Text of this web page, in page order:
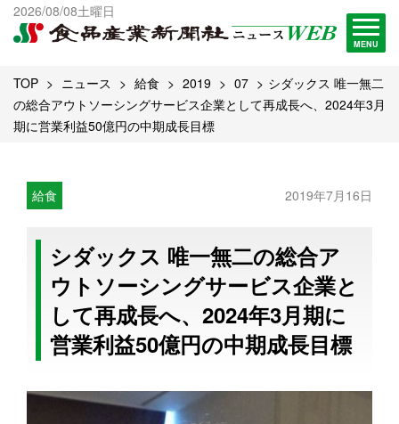
2026/08/08土曜日
MENU
出版物一覧へ
試読・購読申し込み
TOP ニュース 給食 2019 07
シダックス 唯一無二
の総合アウトソーシングサービス企業として再成長へ、2024年3月
期に営業利益50億円の中期成長目標
給食 2019年7月16日
シダックス 唯一無二の総合ア
ウトソーシングサービス企業と
して再成長へ、2024年3月期に
営業利益50億円の中期成長目標